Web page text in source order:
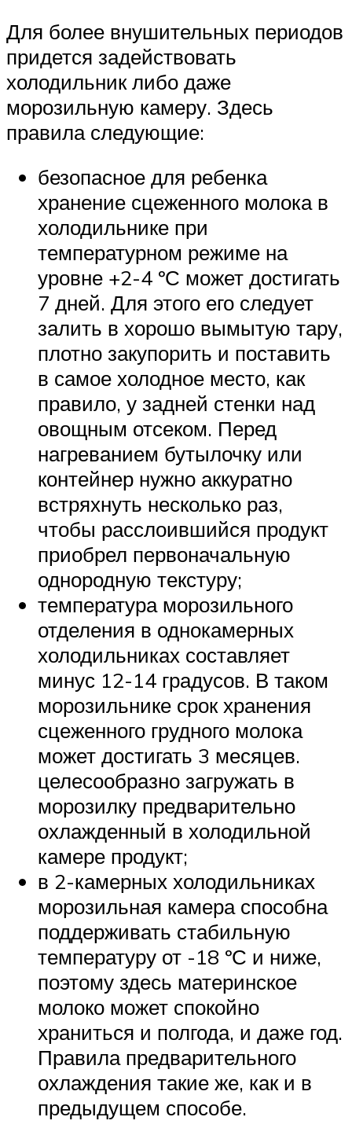
Для более внушительных периодов
придется задействовать
холодильник либо даже
морозильную камеру. Здесь
правила следующие:
безопасное для ребенка
хранение сцеженного молока в
холодильнике при
температурном режиме на
уровне +2-4 ºС может достигать
7 дней. Для этого его следует
залить в хорошо вымытую тару,
плотно закупорить и поставить
в самое холодное место, как
правило, у задней стенки над
овощным отсеком. Перед
нагреванием бутылочку или
контейнер нужно аккуратно
встряхнуть несколько раз,
чтобы расслоившийся продукт
приобрел первоначальную
однородную текстуру;
температура морозильного
отделения в однокамерных
холодильниках составляет
минус 12-14 градусов. В таком
морозильнике срок хранения
сцеженного грудного молока
может достигать 3 месяцев.
целесообразно загружать в
морозилку предварительно
охлажденный в холодильной
камере продукт;
в 2-камерных холодильниках
морозильная камера способна
поддерживать стабильную
температуру от -18 ºС и ниже,
поэтому здесь материнское
молоко может спокойно
храниться и полгода, и даже год.
Правила предварительного
охлаждения такие же, как и в
предыдущем способе.